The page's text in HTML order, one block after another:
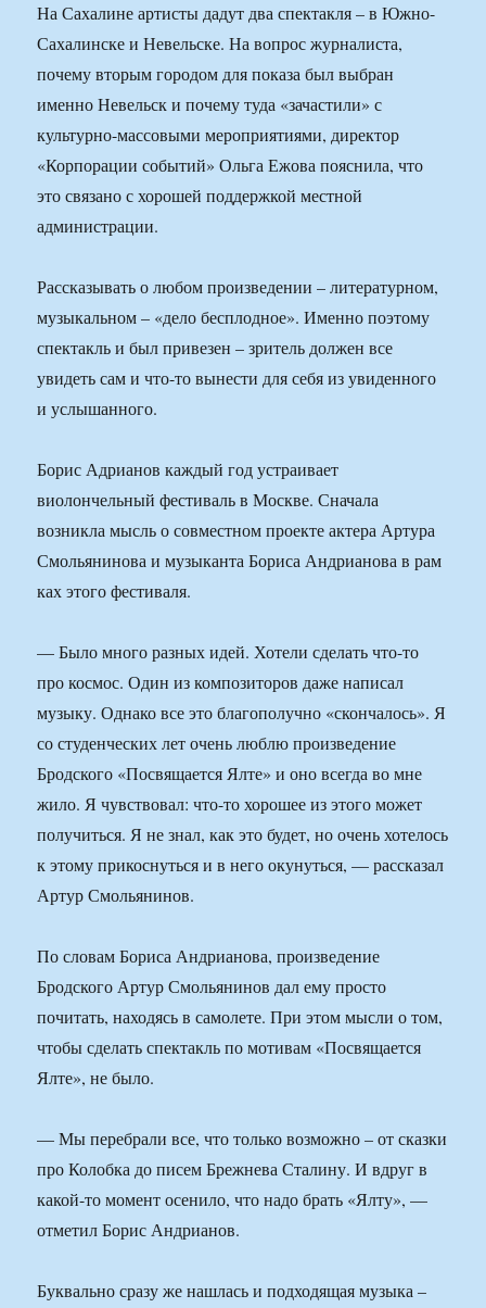
На Сахалине артисты дадут два спектакля – в Южно-
Сахалинске и Невельске. На вопрос журналиста,
почему вторым городом для показа был выбран
именно Невельск и почему туда «зачастили» с
культурно-массовыми мероприятиями, директор
«Корпорации событий» Ольга Ежова пояснила, что
это связано с хорошей поддержкой местной
администрации.
Рассказывать о любом произведении – литературном,
музыкальном – «дело бесплодное». Именно поэтому
спектакль и был привезен – зритель должен все
увидеть сам и что-то вынести для себя из увиденного
и услышанного.
Борис Адрианов каждый год устраивает
виолончельный фестиваль в Москве. Сначала
возникла мысль о совместном проекте актера Артура
Смольянинова и музыканта Бориса Андрианова в рам
ках этого фестиваля.
— Было много разных идей. Хотели сделать что-то
про космос. Один из композиторов даже написал
музыку. Однако все это благополучно «скончалось». Я
со студенческих лет очень люблю произведение
Бродского «Посвящается Ялте» и оно всегда во мне
жило. Я чувствовал: что-то хорошее из этого может
получиться. Я не знал, как это будет, но очень хотелось
к этому прикоснуться и в него окунуться, — рассказал
Артур Смольянинов.
По словам Бориса Андрианова, произведение
Бродского Артур Смольянинов дал ему просто
почитать, находясь в самолете. При этом мысли о том,
чтобы сделать спектакль по мотивам «Посвящается
Ялте», не было.
— Мы перебрали все, что только возможно – от сказки
про Колобка до писем Брежнева Сталину. И вдруг в
какой-то момент осенило, что надо брать «Ялту», —
отметил Борис Андрианов.
Буквально сразу же нашлась и подходящая музыка –